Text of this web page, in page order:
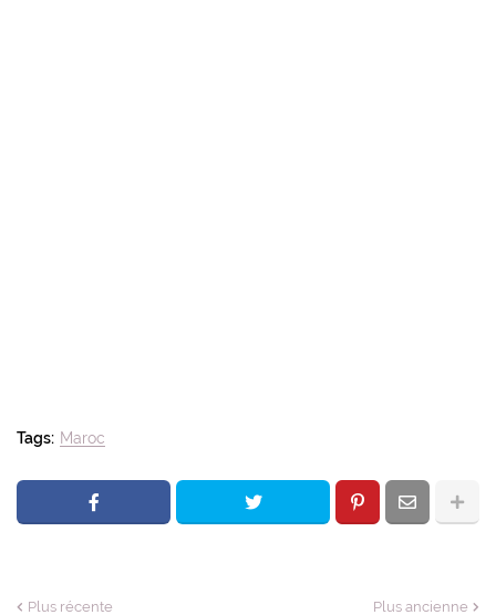
Tags: Maroc
Plus récente Plus ancienne